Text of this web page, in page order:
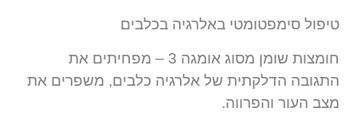
טיפול סימפטומטי באלרגיה בכלבים
חומצות שומן מסוג אומגה 3 – מפחיתים את
התגובה הדלקתית של אלרגיה כלבים, משפרים את
מצב העור והפרווה.